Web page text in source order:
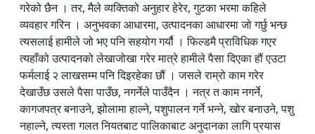
गरेको छैन । तर, मैले व्यक्तिको अनुहार हेरेर, गुटका भरमा कहिले
व्यवहार गरिन । अनुभवका आधारमा, उत्पादनका आधारमा जो गर्छु भन्छ
त्यसलाई हामीले जो भए पनि सहयोग गर्यौ । फिल्डमै प्राविधिक गएर
त्यहाँको उत्पादनको लेखाजोखा गरेर मात्रे हामीले पैसा दिएका हौं एउटा
फर्मलाई २ लाखसम्म पनि दिइरहेका छौं । जसले राम्रो काम गरेर
देखाउँछ उसले पैसा पाउँछ, नगर्नेले पाउँदैन । नत्र त काम नगर्ने,
कागजपत्र बनाउने, झोलामा हाल्ने, पशुपालन गर्ने भन्ने, खोर बनाउने, पशु
नहाल्ने, त्यस्ता गलत नियतबाट पालिकाबाट अनुदानका लागि प्रयास